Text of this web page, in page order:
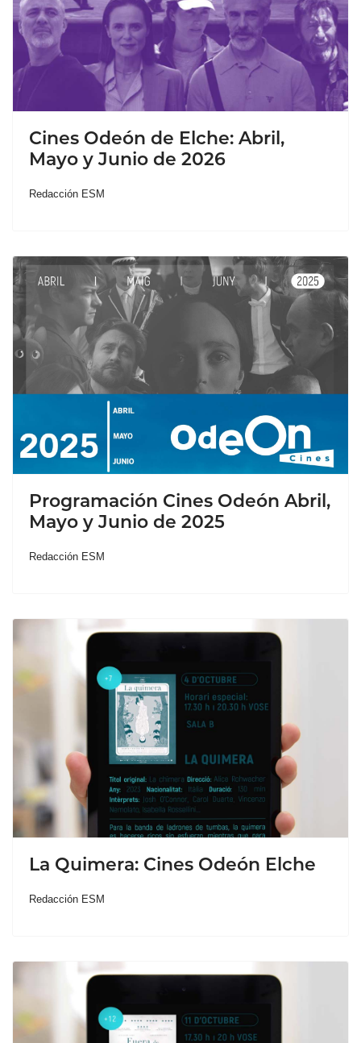
Cines Odeón de Elche: Abril,
Mayo y Junio de 2026
Redacción ESM
Programación Cines Odeón Abril,
Mayo y Junio de 2025
Redacción ESM
La Quimera: Cines Odeón Elche
Redacción ESM